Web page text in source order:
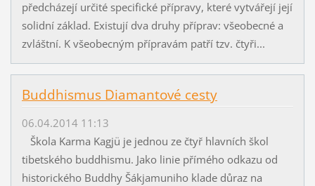
předcházejí určité specifické přípravy, které vytvářejí její
solidní základ. Existují dva druhy příprav: všeobecné a
zvláštní. K všeobecným přípravám patří tzv. čtyři...
Buddhismus Diamantové cesty
06.04.2014 11:13
Škola Karma Kagjü je jednou ze čtyř hlavních škol
tibetského buddhismu. Jako linie přímého odkazu od
historického Buddhy Šákjamuniho klade důraz na